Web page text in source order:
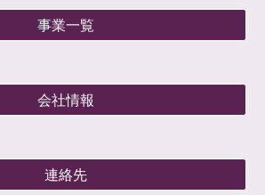
事業一覧
会社情報
連絡先